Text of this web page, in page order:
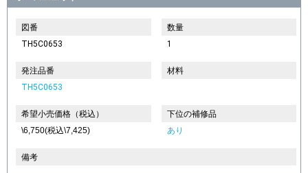
図番
TH5C0653
数量
1
発注品番
TH5C0653
材料
希望小売価格（税込）
\6,750(税込\7,425)
下位の補修品
あり
備考